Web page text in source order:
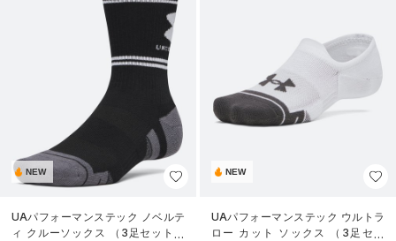
NEW
UAパフォーマンステック ノベルテ
ィ クルーソックス （3足セット）
NEW
UAパフォーマンステック ウルトラ
ロー カット ソックス （3足セッ